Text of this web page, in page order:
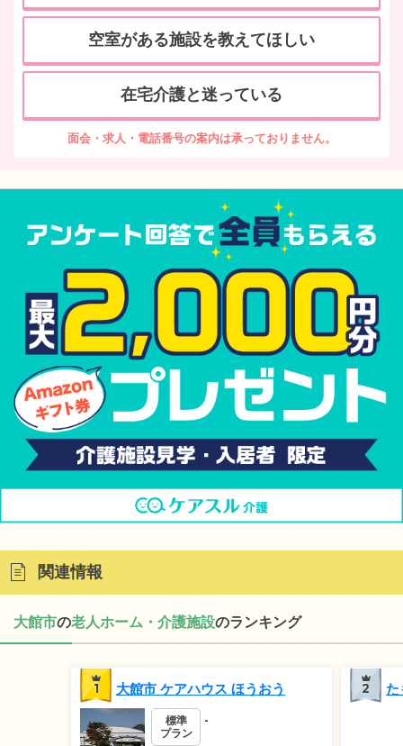
空室がある施設を教えてほしい
在宅介護と迷っている
面会・求人・電話番号の案内は承っておりません。
関連情報
大館市の老人ホーム・介護施設のランキング
1 大館市 ケアハウス ほうおう
標準
プラン
-
2